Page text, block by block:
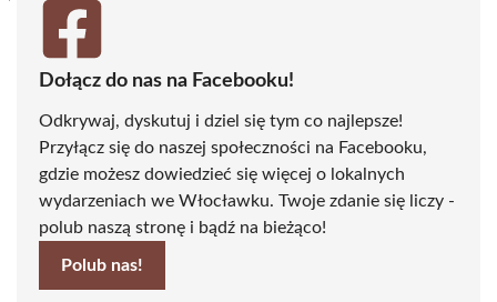
Dołącz do nas na Facebooku!
Odkrywaj, dyskutuj i dziel się tym co najlepsze!
Przyłącz się do naszej społeczności na Facebooku,
gdzie możesz dowiedzieć się więcej o lokalnych
wydarzeniach we Włocławku. Twoje zdanie się liczy -
polub naszą stronę i bądź na bieżąco!
Polub nas!